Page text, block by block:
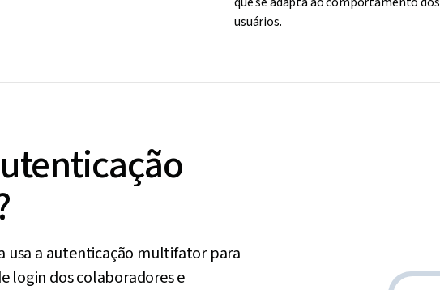
usuários.
usa a autenticação multifator para
login dos colaboradores e